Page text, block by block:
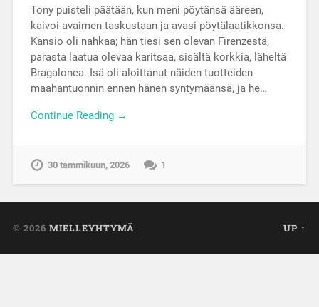
Tony puisteli päätään, kun meni pöytänsä ääreen,
kaivoi avaimen taskustaan ja avasi pöytälaatikkonsa.
Kansio oli nahkaa; hän tiesi sen olevan Firenzestä,
parasta laatua olevaa karitsaa, sisältä korkkia, läheltä
Bragalonea. Isä oli aloittanut näiden tuotteiden
maahantuonnin ennen hänen syntymäänsä, ja he…
Continue Reading →
30 tammikuun, 2026 1
© 2026 MIELLEYHTYMÄ UP ↑